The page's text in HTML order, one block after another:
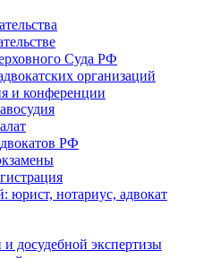
Суда РФ
организаций
и конференции
РФ
нотариус, адвокат
досудебной экспертизы